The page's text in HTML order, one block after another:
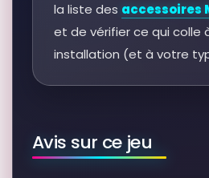
la liste des accessoires
et de vérifier ce qui colle
installation (et à votre
Avis sur ce jeu